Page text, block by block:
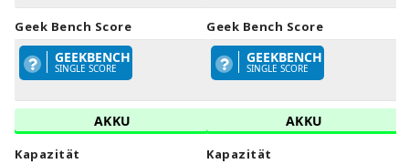
Geek Bench Score
GEEKBENCH
SINGLE SCORE
AKKU
Kapazität
Geek Bench Score
GEEKBENCH
SINGLE SCORE
AKKU
Kapazität